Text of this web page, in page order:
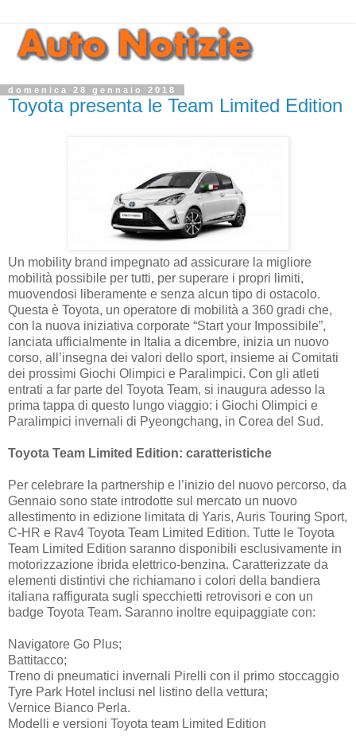
domenica 28 gennaio 2018
Toyota presenta le Team Limited Edition
Un mobility brand impegnato ad assicurare la migliore
mobilità possibile per tutti, per superare i propri limiti,
muovendosi liberamente e senza alcun tipo di ostacolo.
Questa è Toyota, un operatore di mobilità a 360 gradi che,
con la nuova iniziativa corporate “Start your Impossibile”,
lanciata ufficialmente in Italia a dicembre, inizia un nuovo
corso, all’insegna dei valori dello sport, insieme ai Comitati
dei prossimi Giochi Olimpici e Paralimpici. Con gli atleti
entrati a far parte del Toyota Team, si inaugura adesso la
prima tappa di questo lungo viaggio: i Giochi Olimpici e
Paralimpici invernali di Pyeongchang, in Corea del Sud.
Toyota Team Limited Edition: caratteristiche
Per celebrare la partnership e l’inizio del nuovo percorso, da
Gennaio sono state introdotte sul mercato un nuovo
allestimento in edizione limitata di Yaris, Auris Touring Sport,
C-HR e Rav4 Toyota Team Limited Edition. Tutte le Toyota
Team Limited Edition saranno disponibili esclusivamente in
motorizzazione ibrida elettrico-benzina. Caratterizzate da
elementi distintivi che richiamano i colori della bandiera
italiana raffigurata sugli specchietti retrovisori e con un
badge Toyota Team. Saranno inoltre equipaggiate con:
Navigatore Go Plus;
Battitacco;
Treno di pneumatici invernali Pirelli con il primo stoccaggio
Tyre Park Hotel inclusi nel listino della vettura;
Vernice Bianco Perla.
Modelli e versioni Toyota team Limited Edition